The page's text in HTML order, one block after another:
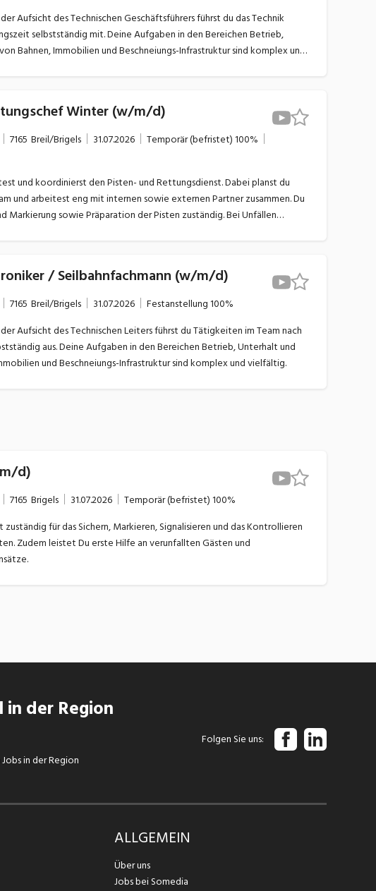
Aufsicht des Technischen Geschäftsführers führst du das Technik
selbstständig mit. Deine Aufgaben in den Bereichen Betrieb,
Bahnen, Immobilien und Beschneiungs-Infrastruktur sind komplex und
Winter (w/m/d)
7165 Breil/Brigels 31.07.2026 Temporär (befristet)100%
und koordinierst den Pisten- und Rettungsdienst. Dabei planst du
und arbeitest eng mit internen sowie externen Partner zusammen. Du
Markierung sowie Präparation der Pisten zuständig. Bei Unfällen
/ Seilbahnfachmann (w/m/d)
7165 Breil/Brigels 31.07.2026 Festanstellung100%
Aufsicht des Technischen Leiters führst du Tätigkeiten im Team nach
aus. Deine Aufgaben in den Bereichen Betrieb, Unterhalt und
und Beschneiungs-Infrastruktur sind komplex und vielfältig.
d)
7165 Brigels 31.07.2026 Temporär (befristet)100%
für das Sichern, Markieren, Signalisieren und das Kontrollieren
Zudem leistet Du erste Hilfe an verunfallten Gästen und
der Region
in der Region
Folgen Sie uns
ALLGEMEIN
Über uns
Jobs bei Somedia